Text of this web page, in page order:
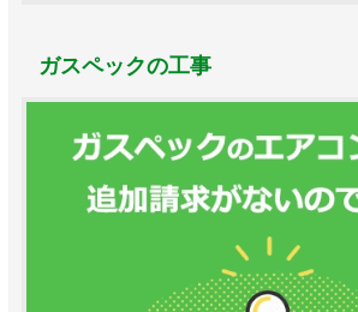
ガスペックの工事